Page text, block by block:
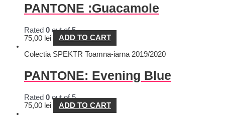
PANTONE :Guacamole
Rated 0 out of 5
75,00 lei
ADD TO CART
Colectia SPEKTR Toamna-iarna 2019/2020
PANTONE: Evening Blue
Rated 0 out of 5
75,00 lei
ADD TO CART